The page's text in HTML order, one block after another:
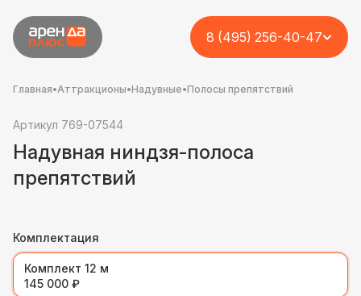
8 (495) 256-40-47
Главная•Аттракционы•Надувные•Полосы препятствий
Артикул 769-07544
Надувная ниндзя-полоса
препятствий
Комплектация
Комплект 12 м
145 000 ₽